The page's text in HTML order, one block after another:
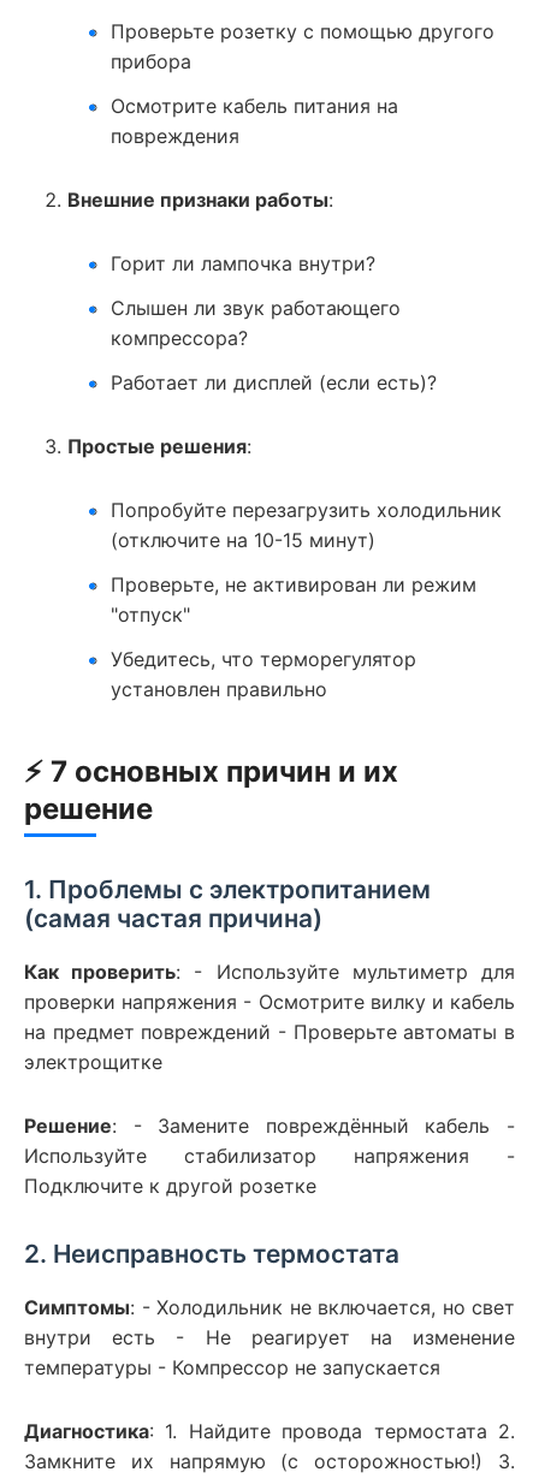
Проверьте розетку с помощью другого
прибора
Осмотрите кабель питания на
повреждения
Внешние признаки работы:
Горит ли лампочка внутри?
Слышен ли звук работающего
компрессора?
Работает ли дисплей (если есть)?
Простые решения:
Попробуйте перезагрузить холодильник
(отключите на 10-15 минут)
Проверьте, не активирован ли режим
"отпуск"
Убедитесь, что терморегулятор
установлен правильно
⚡ 7 основных причин и их
решение
1. Проблемы с электропитанием
(самая частая причина)
Как проверить: - Используйте мультиметр для
проверки напряжения - Осмотрите вилку и кабель
на предмет повреждений - Проверьте автоматы в
электрощитке
Решение: - Замените повреждённый кабель -
Используйте стабилизатор напряжения -
Подключите к другой розетке
2. Неисправность термостата
Симптомы: - Холодильник не включается, но свет
внутри есть - Не реагирует на изменение
температуры - Компрессор не запускается
Диагностика: 1. Найдите провода термостата 2.
Замкните их напрямую (с осторожностью!) 3.